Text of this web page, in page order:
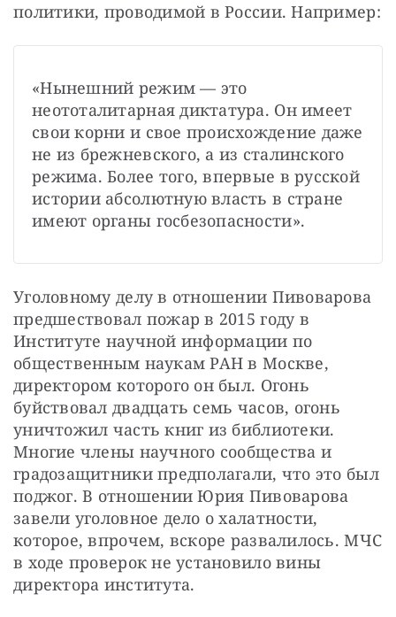
политики, проводимой в России. Например:
«Нынешний режим — это
неототалитарная диктатура. Он имеет
свои корни и свое происхождение даже
не из брежневского, а из сталинского
режима. Более того, впервые в русской
истории абсолютную власть в стране
имеют органы госбезопасности».
Уголовному делу в отношении Пивоварова
предшествовал пожар в 2015 году в
Институте научной информации по
общественным наукам РАН в Москве,
директором которого он был. Огонь
буйствовал двадцать семь часов, огонь
уничтожил часть книг из библиотеки.
Многие члены научного сообщества и
градозащитники предполагали, что это был
поджог. В отношении Юрия Пивоварова
завели уголовное дело о халатности,
которое, впрочем, вскоре развалилось. МЧС
в ходе проверок не установило вины
директора института.